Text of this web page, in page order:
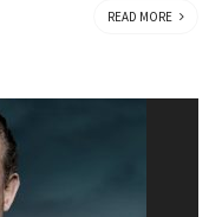
READ MORE